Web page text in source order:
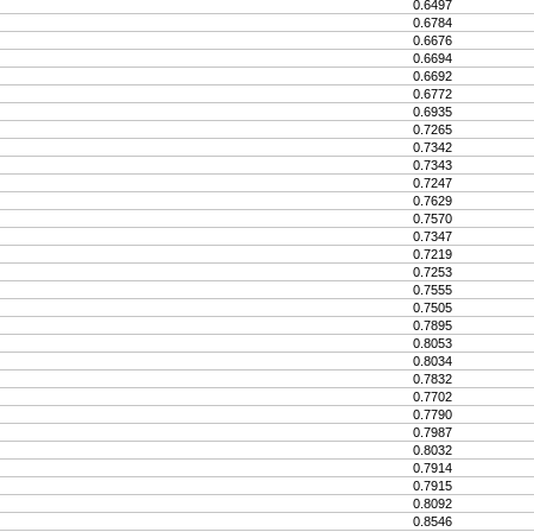
0.6497
0.6784
0.6676
0.6694
0.6692
0.6772
0.6935
0.7265
0.7342
0.7343
0.7247
0.7629
0.7570
0.7347
0.7219
0.7253
0.7555
0.7505
0.7895
0.8053
0.8034
0.7832
0.7702
0.7790
0.7987
0.8032
0.7914
0.7915
0.8092
0.8546